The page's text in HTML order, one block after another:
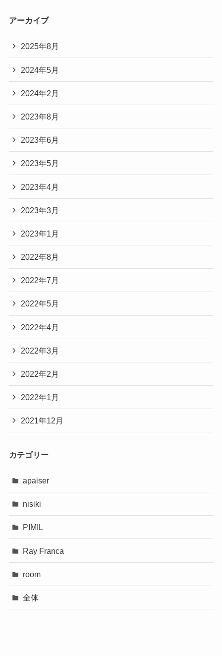
アーカイブ
2025年8月
2024年5月
2024年2月
2023年8月
2023年6月
2023年5月
2023年4月
2023年3月
2023年1月
2022年8月
2022年7月
2022年5月
2022年4月
2022年3月
2022年2月
2022年1月
2021年12月
カテゴリー
apaiser
nisiki
PIMIL
Ray Franca
room
全体